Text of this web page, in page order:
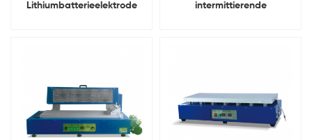
Lithiumbatterieelektrode
intermittierende